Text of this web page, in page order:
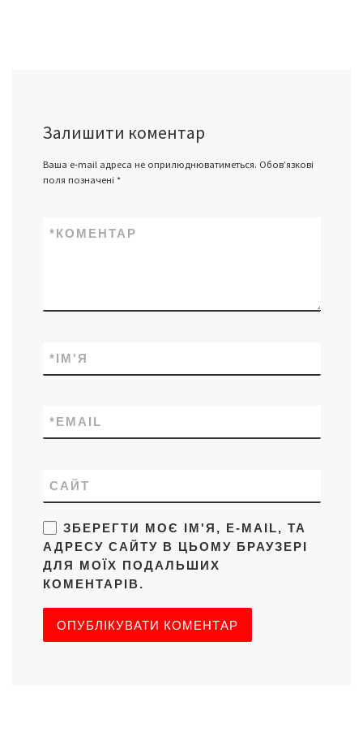
Залишити коментар
Ваша e-mail адреса не оприлюднюватиметься. Обов’язкові
поля позначені *
КОМЕНТАР
*
ІМ'Я
*
EMAIL
*
САЙТ
ЗБЕРЕГТИ МОЄ ІМ'Я, E-MAIL, ТА
АДРЕСУ САЙТУ В ЦЬОМУ БРАУЗЕРІ
ДЛЯ МОЇХ ПОДАЛЬШИХ
КОМЕНТАРІВ.